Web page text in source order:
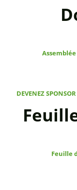
DEVENEZ
Feuille